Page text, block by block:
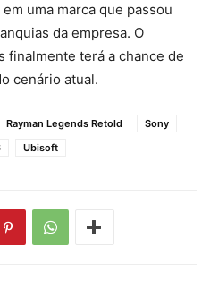
uma marca que passou
da empresa. O
finalmente terá a chance de
cenário atual.
Rayman Legends Retold
Sony
Ubisoft